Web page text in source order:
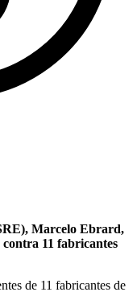
Marcelo Ebrard,
11 fabricantes
de 11 fabricantes de